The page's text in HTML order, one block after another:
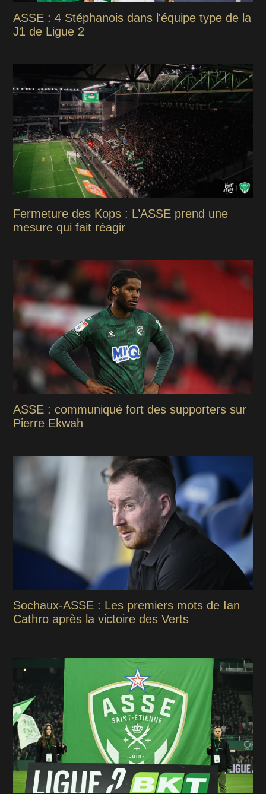
ASSE : 4 Stéphanois dans l'équipe type de la
J1 de Ligue 2
Fermeture des Kops : L’ASSE prend une
mesure qui fait réagir
ASSE : communiqué fort des supporters sur
Pierre Ekwah
Sochaux-ASSE : Les premiers mots de Ian
Cathro après la victoire des Verts